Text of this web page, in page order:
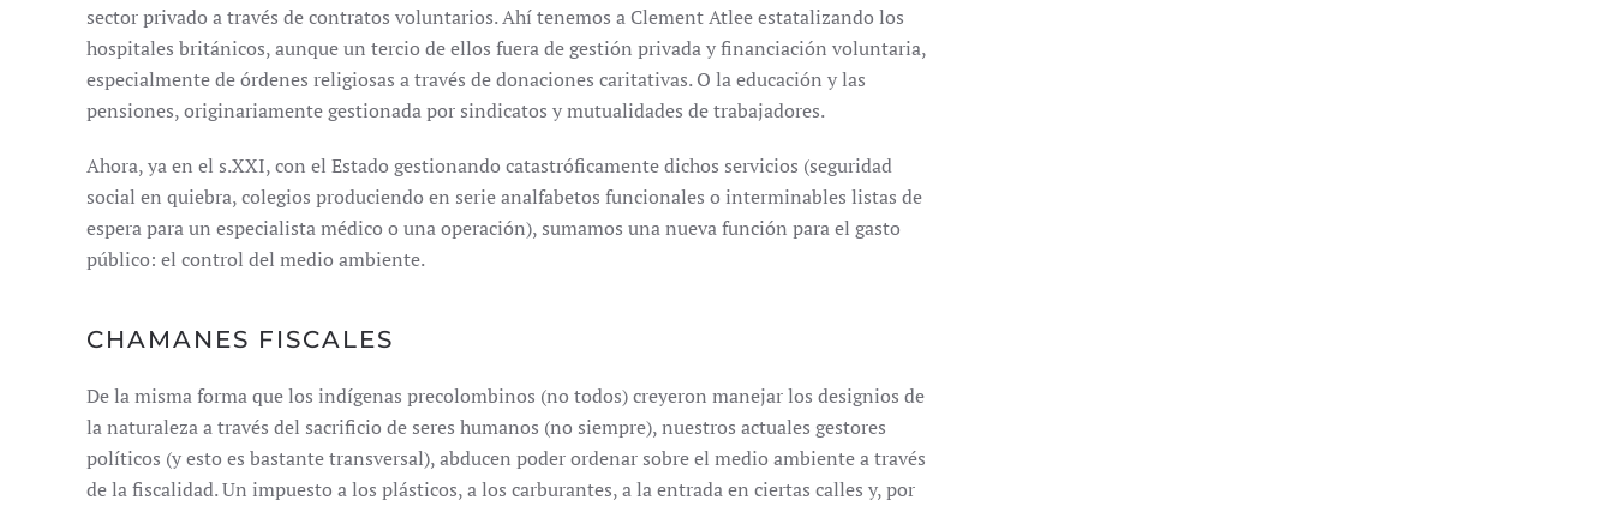
sector privado a través de contratos voluntarios. Ahí tenemos a Clement Atlee estatalizando los
hospitales británicos, aunque un tercio de ellos fuera de gestión privada y financiación voluntaria,
especialmente de órdenes religiosas a través de donaciones caritativas. O la educación y las
pensiones, originariamente gestionada por sindicatos y mutualidades de trabajadores.
Ahora, ya en el s.XXI, con el Estado gestionando catastróficamente dichos servicios (seguridad
social en quiebra, colegios produciendo en serie analfabetos funcionales o interminables listas de
espera para un especialista médico o una operación), sumamos una nueva función para el gasto
público: el control del medio ambiente.
CHAMANES FISCALES
De la misma forma que los indígenas precolombinos (no todos) creyeron manejar los designios de
la naturaleza a través del sacrificio de seres humanos (no siempre), nuestros actuales gestores
políticos (y esto es bastante transversal), abducen poder ordenar sobre el medio ambiente a través
de la fiscalidad. Un impuesto a los plásticos, a los carburantes, a la entrada en ciertas calles y, por